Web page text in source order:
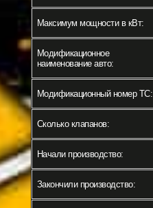
Максимум мощности в кВт:
Модификационное
наименование авто:
Модификационный номер ТС:
Сколько клапанов:
Начали производство:
Закончили производство: